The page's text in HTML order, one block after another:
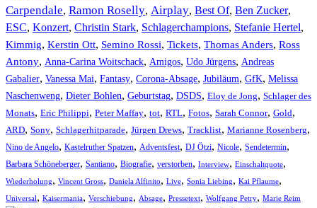
Carpendale, Ramon Roselly, Airplay, Best Of, Ben Zucker,
ESC, Konzert, Christin Stark, Schlagerchampions, Stefanie Hertel,
Kimmig, Kerstin Ott, Semino Rossi, Tickets, Thomas Anders, Ross
Antony, Anna-Carina Woitschack, Amigos, Udo Jürgens, Andreas
Gabalier, Vanessa Mai, Fantasy, Corona-Absage, Jubiläum, GfK, Melissa
Naschenweng, Dieter Bohlen, Geburtstag, DSDS, Eloy de Jong, Schlager des
Monats, Eric Philippi, Peter Maffay, tot, RTL, Fotos, Sarah Connor, Gold,
ARD, Sony, Schlagerhitparade, Jürgen Drews, Tracklist, Marianne Rosenberg,
Nino de Angelo, Kastelruther Spatzen, Adventsfest, DJ Ötzi, Nicole, Sendetermin,
Barbara Schöneberger, Santiano, Biografie, verstorben, Interview, Einschaltquote,
Wiederholung, Vincent Gross, Daniela Alfinito, Live, Sonia Liebing, Kai Pflaume,
Universal, Kaisermania, Verschiebung, Absage, Pressetext, Wolfgang Petry, Marie Reim